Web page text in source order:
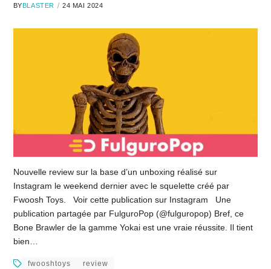
BYBLASTER 24 MAI 2024
Nouvelle review sur la base d’un unboxing réalisé sur
Instagram le weekend dernier avec le squelette créé par
Fwoosh Toys. Voir cette publication sur Instagram Une
publication partagée par FulguroPop (@fulguropop) Bref, ce
Bone Brawler de la gamme Yokai est une vraie réussite. Il tient
bien…
fwooshtoys review